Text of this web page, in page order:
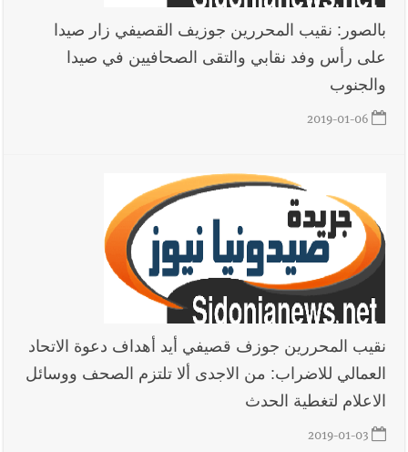
بالصور: نقيب المحررين جوزيف القصيفي زار صيدا
على رأس وفد نقابي والتقى الصحافيين في صيدا
والجنوب
2019-01-06
نقيب المحررين جوزف قصيفي أيد أهداف دعوة الاتحاد
العمالي للاضراب: من الاجدى ألا تلتزم الصحف ووسائل
الاعلام لتغطية الحدث
2019-01-03